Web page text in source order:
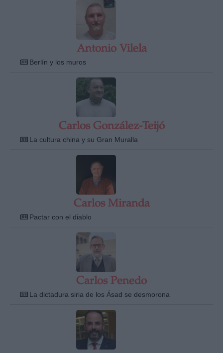
Antonio Vilela
Berlín y los muros
Carlos González-Teijó
La cultura china y su Gran Muralla
Carlos Miranda
Pactar con el diablo
Carlos Penedo
La dictadura siria de los Ásad se desmorona